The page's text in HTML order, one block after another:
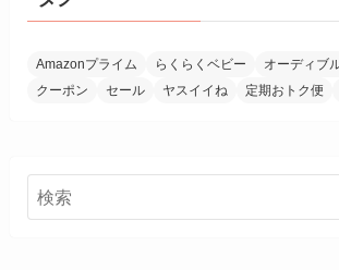
Amazonプライム らくらくベビー
オーディブ
クーポン
セール ヤスイイね 定期おトク便